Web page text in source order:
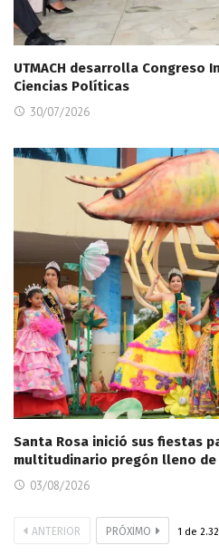
UTMACH desarrolla Congreso
Ciencias Políticas
30/07/2026
Santa Rosa inició sus fiestas
multitudinario pregón lleno
03/08/2026
ANTERIOR PRÓXIMO 1 de